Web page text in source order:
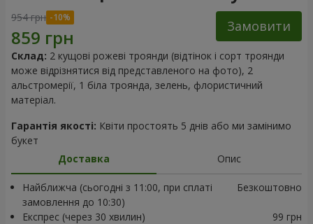
954 грн
Замовити
Склад: 2 кущові рожеві троянди (відтінок і сорт троянди
може відрізнятися від представленого на фото), 2
альстромерії, 1 біла троянда, зелень, флористичний
матеріал.
Гарантія якості: Квіти простоять 5 днів або ми замінимо
букет
Доставка
Опис
Найближча (сьогодні з 11:00, при сплаті
замовлення до 10:30)
Безкоштовно
Експрес (через 30 хвилин)
99 грн